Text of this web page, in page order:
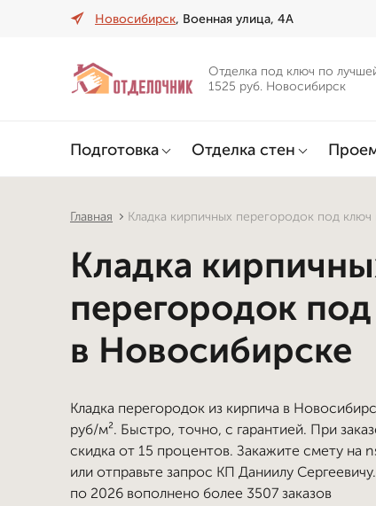
Новосибирск, Военная улица, 4А
Отделка под ключ по
1525 руб. Новосибирск
Подготовка Отделка стен
Главная Кладка кирпичных перегородок под
Кладка
перегородок
в Новосибирске
Кладка перегородок из кирпича в
руб/м². Быстро, точно, с гарантией. При
скидка от 15 процентов. Закажите смету на
или отправьте запрос КП Даниилу
по 2026 вополнено более 3507 заказов